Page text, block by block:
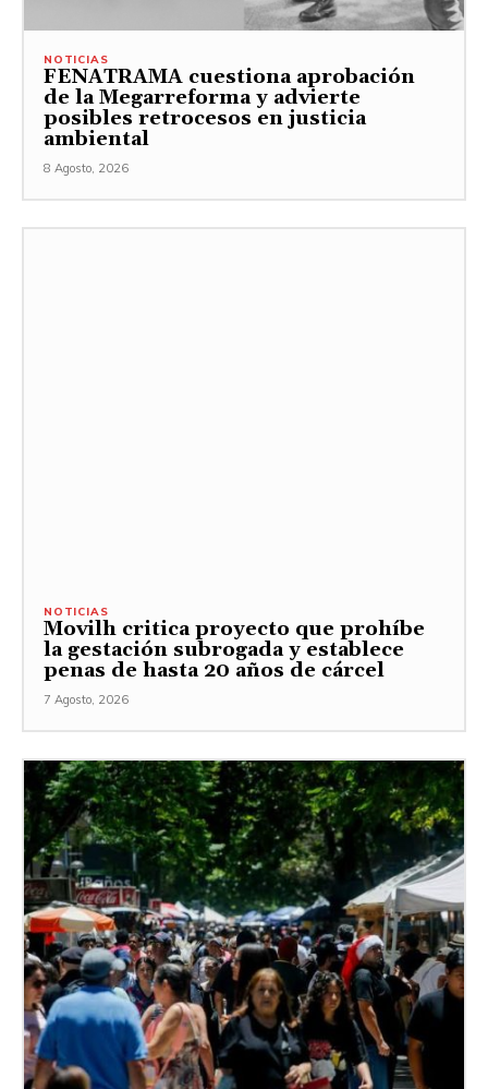
NOTICIAS
FENATRAMA cuestiona aprobación
de la Megarreforma y advierte
posibles retrocesos en justicia
ambiental
8 Agosto, 2026
NOTICIAS
Movilh critica proyecto que prohíbe
la gestación subrogada y establece
penas de hasta 20 años de cárcel
7 Agosto, 2026